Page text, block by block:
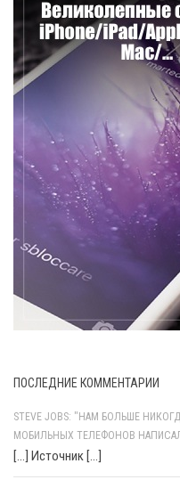
ПОСЛЕДНИЕ КОММЕНТАРИИ
STEVE JOBS: "НАМ БОЛЬШЕ
МОБИЛЬНЫХ ТЕЛЕФОНОВ
[…] Источник […]